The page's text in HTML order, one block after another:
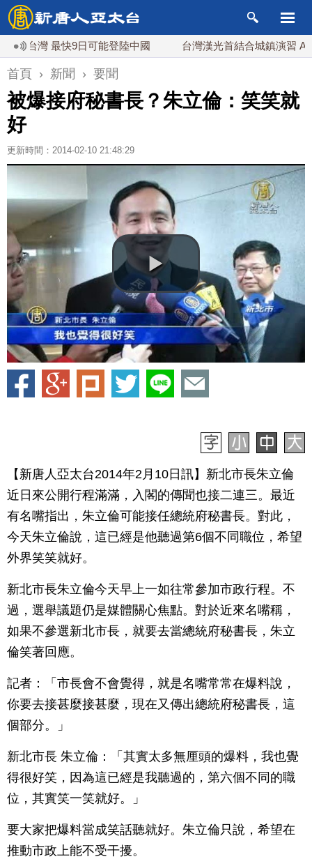
灣 最快9日可能登陸中國 台灣漢光首結合城鎮演習 AIT連續
首頁 › 新聞 › 要聞
被爆接府秘書長？朱立倫：笑笑就
好
更新時間：2014-02-10 21:48:29
【新唐人亞太台2014年2月10日訊】新北市長朱立倫
近日來公開行程滿滿，入閣的傳聞也接二連三。最近
有名嘴指出，朱立倫可能接任總統府秘書長。對此，
今天朱立倫說，這已經是他聽過第6個不同職位，希望
外界笑笑就好。
新北市長朱立倫今天早上一如往常參加市政行程。不
過，選舉議題仍是媒體關心焦點。對於近來名嘴稱，
如果不參選新北市長，就要去當總統府秘書長，朱立
倫笑著回應。
記者：「市長會不會覺得，就是名嘴常常在爆料說，
你要去接甚麼接甚麼，現在又傳出總統府秘書長，這
個部分。」
新北市長 朱立倫：「其實太多無厘頭的爆料，我也覺
得很好笑，因為這已經是我聽過的，第六個不同的職
位，其實笑一笑就好。」
要大家把爆料當成笑話聽就好。朱立倫只說，希望在
推動市政上能不受干擾。